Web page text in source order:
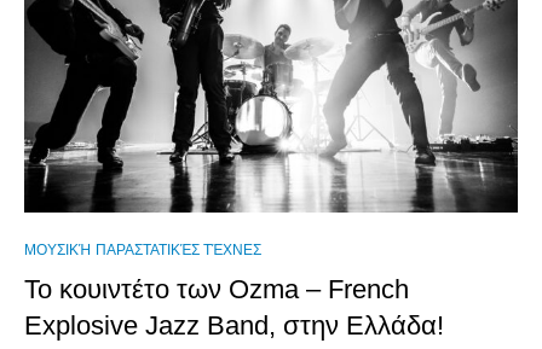
ΜΟΥΣΙΚΉ ΠΑΡΑΣΤΑΤΙΚΈΣ ΤΈΧΝΕΣ
Το κουιντέτο των Ozma – French
Explosive Jazz Band, στην Ελλάδα!